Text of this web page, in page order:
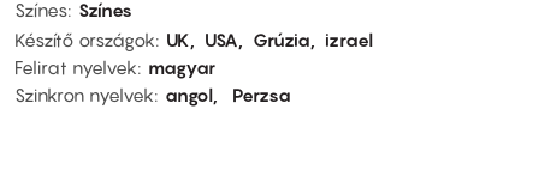
Színes Színes
Készítő országok
UK USA Grúzia
izrael
Felirat nyelvek
magyar
Szinkron nyelvek
angol Perzsa